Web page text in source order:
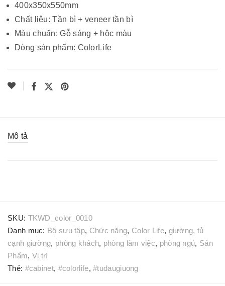
400x350x550mm
Chất liệu: Tần bì + veneer tần bì
Màu chuẩn: Gỗ sáng + hộc màu
Dòng sản phẩm: ColorLife
Mô tả
SKU: TKWD_color_0010
Danh mục: Bộ sưu tập, Chức năng, Color Life, giường, tủ
cạnh giường, phòng khách, phòng làm việc, phòng ngủ, Sản
Phẩm, Vị trí
Thẻ: #cabinet, #colorlife,#tudaugiuong